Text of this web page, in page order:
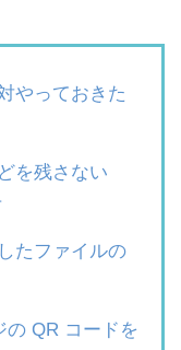
やっておきた
を残さない
たファイルの
の QR コードを